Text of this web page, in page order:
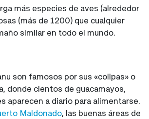
más especies de aves (alrededor
(más de 1200) que cualquier
similar en todo el mundo.
son famosos por sus «collpas» o
donde cientos de guacamayos,
aparecen a diario para alimentarse.
Maldonado, las buenas áreas de